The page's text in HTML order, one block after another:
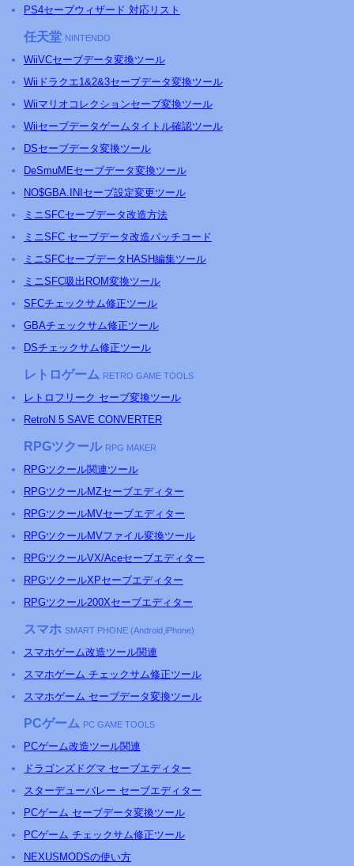
PS4セーブウィザード 対応リスト
任天堂 NINTENDO
WiiVCセーブデータ変換ツール
Wiiドラクエ1&2&3セーブデータ変換ツール
Wiiマリオコレクションセーブ変換ツール
Wiiセーブデータゲームタイトル確認ツール
DSセーブデータ変換ツール
DeSmuMEセーブデータ変換ツール
NO$GBA.INIセーブ設定変更ツール
ミニSFCセーブデータ改造方法
ミニSFC セーブデータ改造パッチコード
ミニSFCセーブデータHASH編集ツール
ミニSFC吸出ROM変換ツール
SFCチェックサム修正ツール
GBAチェックサム修正ツール
DSチェックサム修正ツール
レトロゲーム RETRO GAME TOOLS
レトロフリーク セーブ変換ツール
RetroN 5 SAVE CONVERTER
RPGツクール RPG MAKER
RPGツクール関連ツール
RPGツクールMZセーブエディター
RPGツクールMVセーブエディター
RPGツクールMVファイル変換ツール
RPGツクールVX/Aceセーブエディター
RPGツクールXPセーブエディター
RPGツクール200Xセーブエディター
スマホ SMART PHONE (Android,iPhone)
スマホゲーム改造ツール関連
スマホゲーム チェックサム修正ツール
スマホゲーム セーブデータ変換ツール
PCゲーム PC GAME TOOLS
PCゲーム改造ツール関連
ドラゴンズドグマ セーブエディター
スターデューバレー セーブエディター
PCゲーム セーブデータ変換ツール
PCゲーム チェックサム修正ツール
NEXUSMODSの使い方